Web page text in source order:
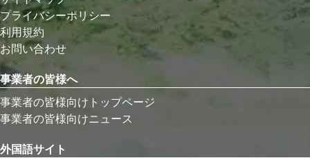
プライバシーポリシー
利用規約
お問い合わせ
事業者の皆様へ
事業者の皆様向けトップページ
事業者の皆様向けニュース
外国語サイト